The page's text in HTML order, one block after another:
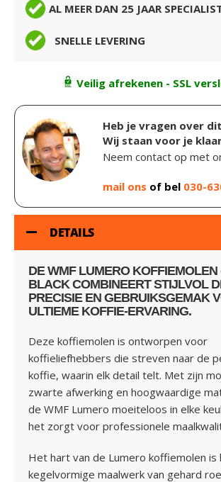
AL MEER DAN 25 JAAR
SNELLE LEVERING
Veilig afrekenen - SSL
Heb je vragen over
Wij staan voor je
Neem contact op met
mail ons of bel 030-
DETAILS
DE WMF LUMERO KOFFIEMOLEN
BLACK COMBINEERT STIJLVOL
PRECISIE EN GEBRUIKSGEMAK
ULTIEME KOFFIE-ERVARING.
Deze koffiemolen is ontworpen voor
koffieliefhebbers die streven naar de
koffie, waarin elk detail telt. Met zijn
zwarte afwerking en hoogwaardige
de WMF Lumero moeiteloos in elke
het zorgt voor professionele
Het hart van de Lumero koffiemolen is
kegelvormige maalwerk van gehard